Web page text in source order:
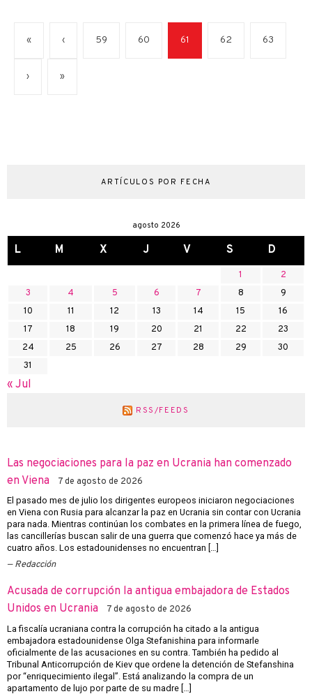
« ‹ 59 60 61 62 63
› »
ARTÍCULOS POR FECHA
agosto 2026
L M X J V S D
1
2
3
4 5 6 7 8
9
10
11 12 13 14 15
16
17
18 19 20 21 22
23
24
25 26 27 28 29
30
31
« Jul
RSS/FEEDS
Las negociaciones para la paz en Ucrania han comenzado
en Viena
7 de agosto de 2026
El pasado mes de julio los dirigentes europeos iniciaron negociaciones
en Viena con Rusia para alcanzar la paz en Ucrania sin contar con Ucrania
para nada. Mientras continúan los combates en la primera línea de fuego,
las cancillerías buscan salir de una guerra que comenzó hace ya más de
cuatro años. Los estadounidenses no encuentran […]
Redacción
Acusada de corrupción la antigua embajadora de Estados
Unidos en Ucrania
7 de agosto de 2026
La fiscalía ucraniana contra la corrupción ha citado a la antigua
embajadora estadounidense Olga Stefanishina para informarle
oficialmente de las acusaciones en su contra. También ha pedido al
Tribunal Anticorrupción de Kiev que ordene la detención de Stefanshina
por “enriquecimiento ilegal”. Está analizando la compra de un
apartamento de lujo por parte de su madre […]